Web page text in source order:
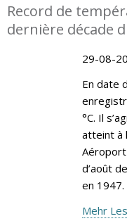
Record de
dernière décade
29-08-
En date
°C. Il
atteint à
d’août
en 1947.
Mehr